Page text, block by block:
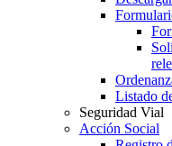
Listado
Seguridad Vial
Acción Social